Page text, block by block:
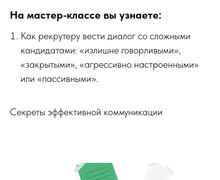
На мастер-классе вы узнаете:
Как рекрутеру вести диалог со сложными
кандидатами: «излишне говорливыми»,
«закрытыми», «агрессивно настроенными»
или «пассивными».
Секреты эффективной коммуникации